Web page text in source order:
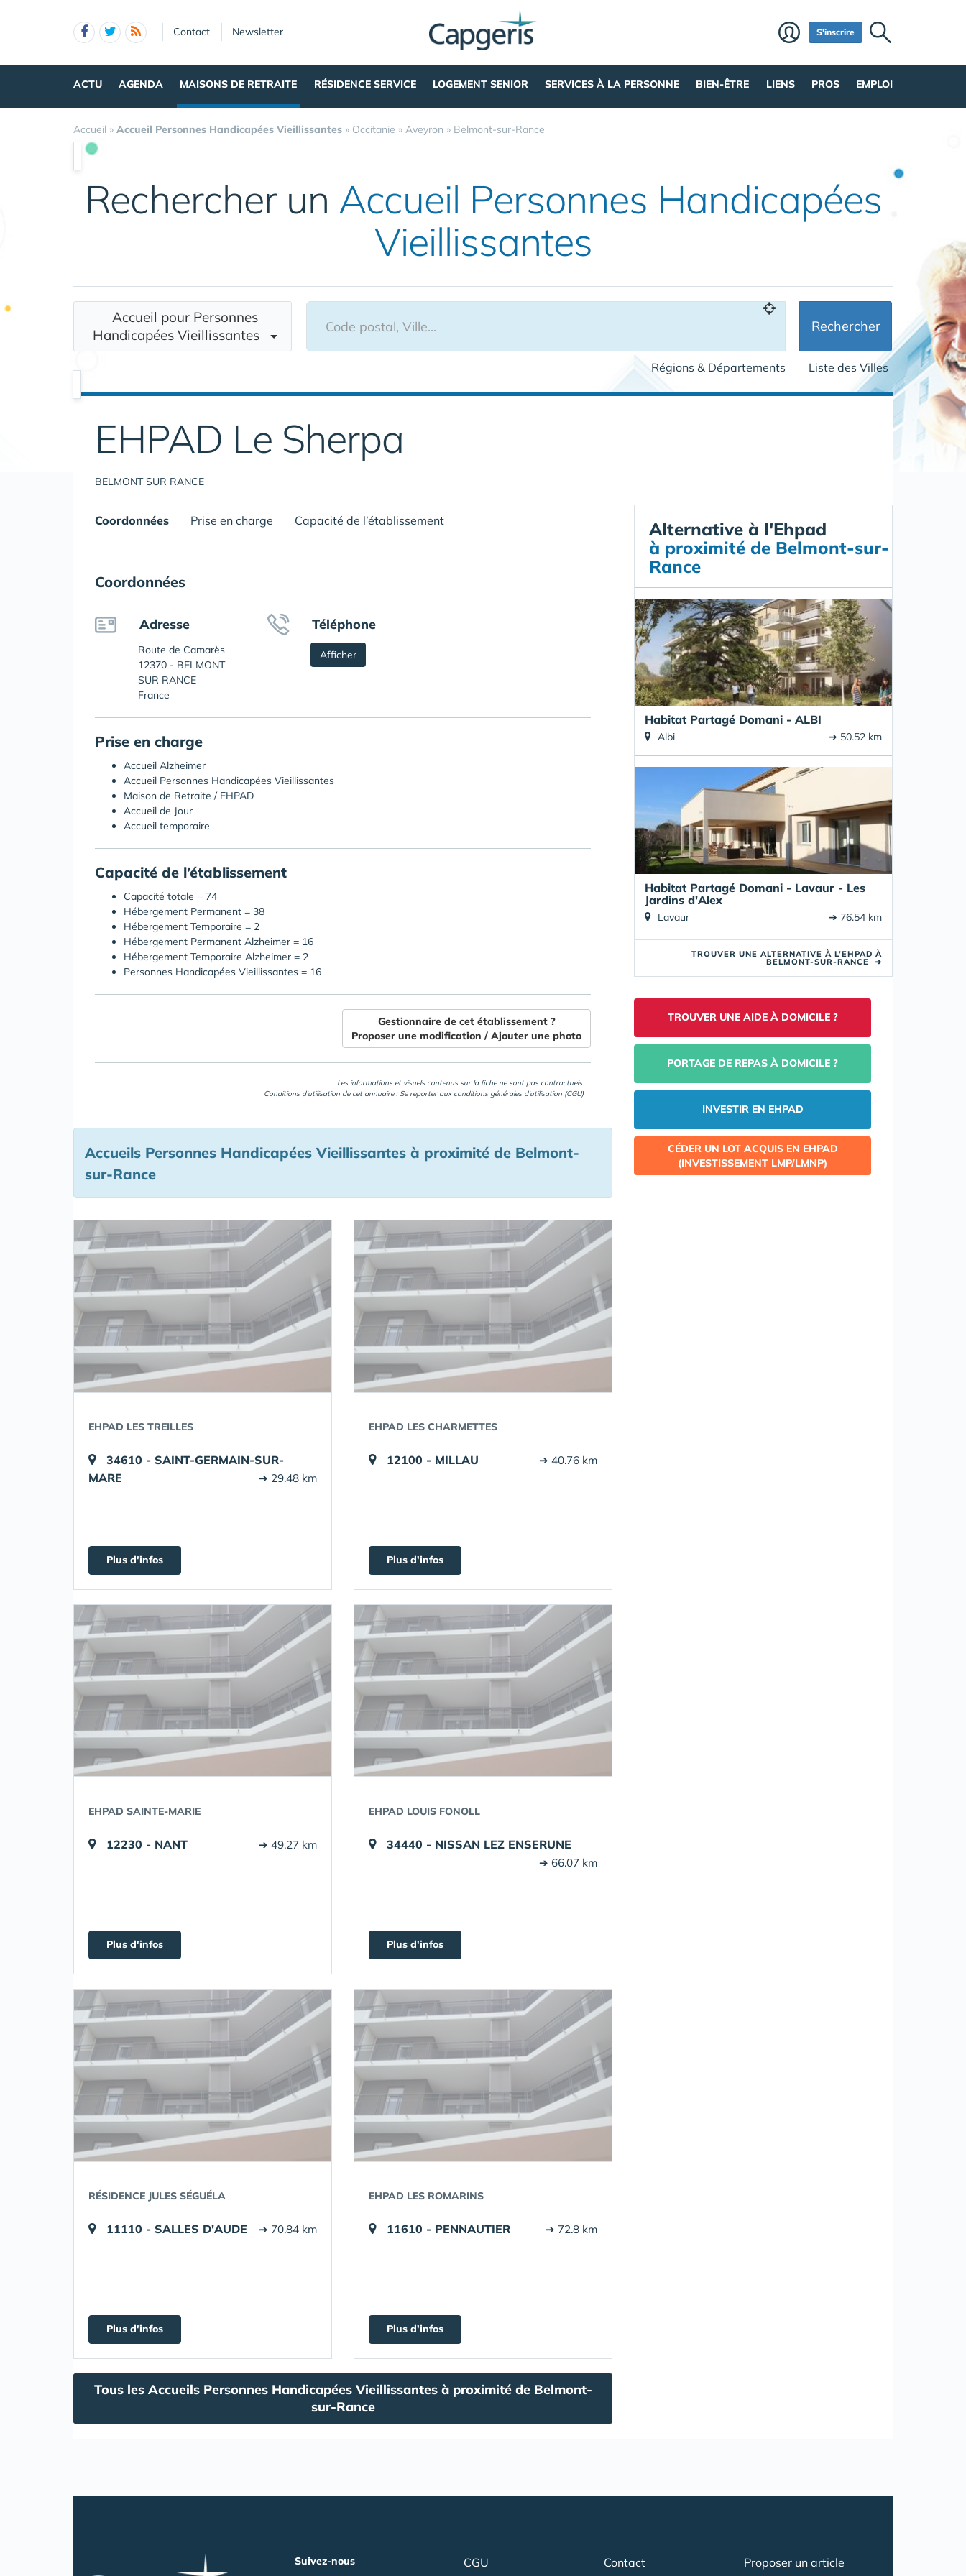
Contact Newsletter S'inscrire
ACTU AGENDA MAISONS DE RETRAITE RÉSIDENCE SERVICE LOGEMENT SENIOR SERVICES À LA PERSONNE BIEN-ÊTRE LIENS PROS EMPLOI
Accueil » Accueil Personnes Handicapées Vieillissantes » Occitanie » Aveyron » Belmont-sur-Rance
Rechercher un Accueil Personnes Handicapées
Vieillissantes
Accueil pour Personnes
Handicapées Vieillissantes
Rechercher
Régions & Départements Liste des Villes
EHPAD Le Sherpa
BELMONT SUR RANCE
Coordonnées Prise en charge Capacité de l’établissement
Coordonnées
Adresse
Route de Camarès
12370 - BELMONT
SUR RANCE
France
Téléphone
Afficher
Prise en charge
Accueil Alzheimer
Accueil Personnes Handicapées Vieillissantes
Maison de Retraite / EHPAD
Accueil de Jour
Accueil temporaire
Capacité de l’établissement
Capacité totale = 74
Hébergement Permanent = 38
Hébergement Temporaire = 2
Hébergement Permanent Alzheimer = 16
Hébergement Temporaire Alzheimer = 2
Personnes Handicapées Vieillissantes = 16
Gestionnaire de cet établissement ?
Proposer une modification / Ajouter une photo
Les informations et visuels contenus sur la fiche ne sont pas contractuels.
Conditions d'utilisation de cet annuaire : Se reporter aux conditions générales d'utilisation (CGU)
Accueils Personnes Handicapées Vieillissantes à proximité de Belmont-
sur-Rance
EHPAD LES TREILLES
34610 - SAINT-GERMAIN-SUR-
MARE
➔ 29.48 km
Plus d'infos
EHPAD LES CHARMETTES
12100 - MILLAU ➔ 40.76 km
Plus d'infos
EHPAD SAINTE-MARIE
12230 - NANT ➔ 49.27 km
Plus d'infos
EHPAD LOUIS FONOLL
34440 - NISSAN LEZ ENSERUNE
➔ 66.07 km
Plus d'infos
RÉSIDENCE JULES SÉGUÉLA
11110 - SALLES D'AUDE ➔ 70.84 km
Plus d'infos
EHPAD LES ROMARINS
11610 - PENNAUTIER ➔ 72.8 km
Plus d'infos
Tous les Accueils Personnes Handicapées Vieillissantes à proximité de Belmont-
sur-Rance
Alternative à l'Ehpad
à proximité de Belmont-sur-
Rance
Habitat Partagé Domani - ALBI
Albi ➔ 50.52 km
Habitat Partagé Domani - Lavaur - Les
Jardins d'Alex
Lavaur ➔ 76.54 km
TROUVER UNE ALTERNATIVE À L’EHPAD À
BELMONT-SUR-RANCE ➜
TROUVER UNE AIDE À DOMICILE ?
PORTAGE DE REPAS À DOMICILE ?
INVESTIR EN EHPAD
CÉDER UN LOT ACQUIS EN EHPAD
(INVESTISSEMENT LMP/LMNP)
Suivez-nous
CGU
Contact
Proposer un article